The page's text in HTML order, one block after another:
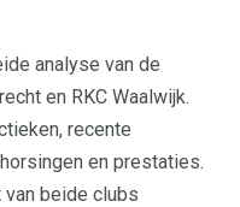
analyse van de
en RKC Waalwijk.
recente
en prestaties.
van beide clubs